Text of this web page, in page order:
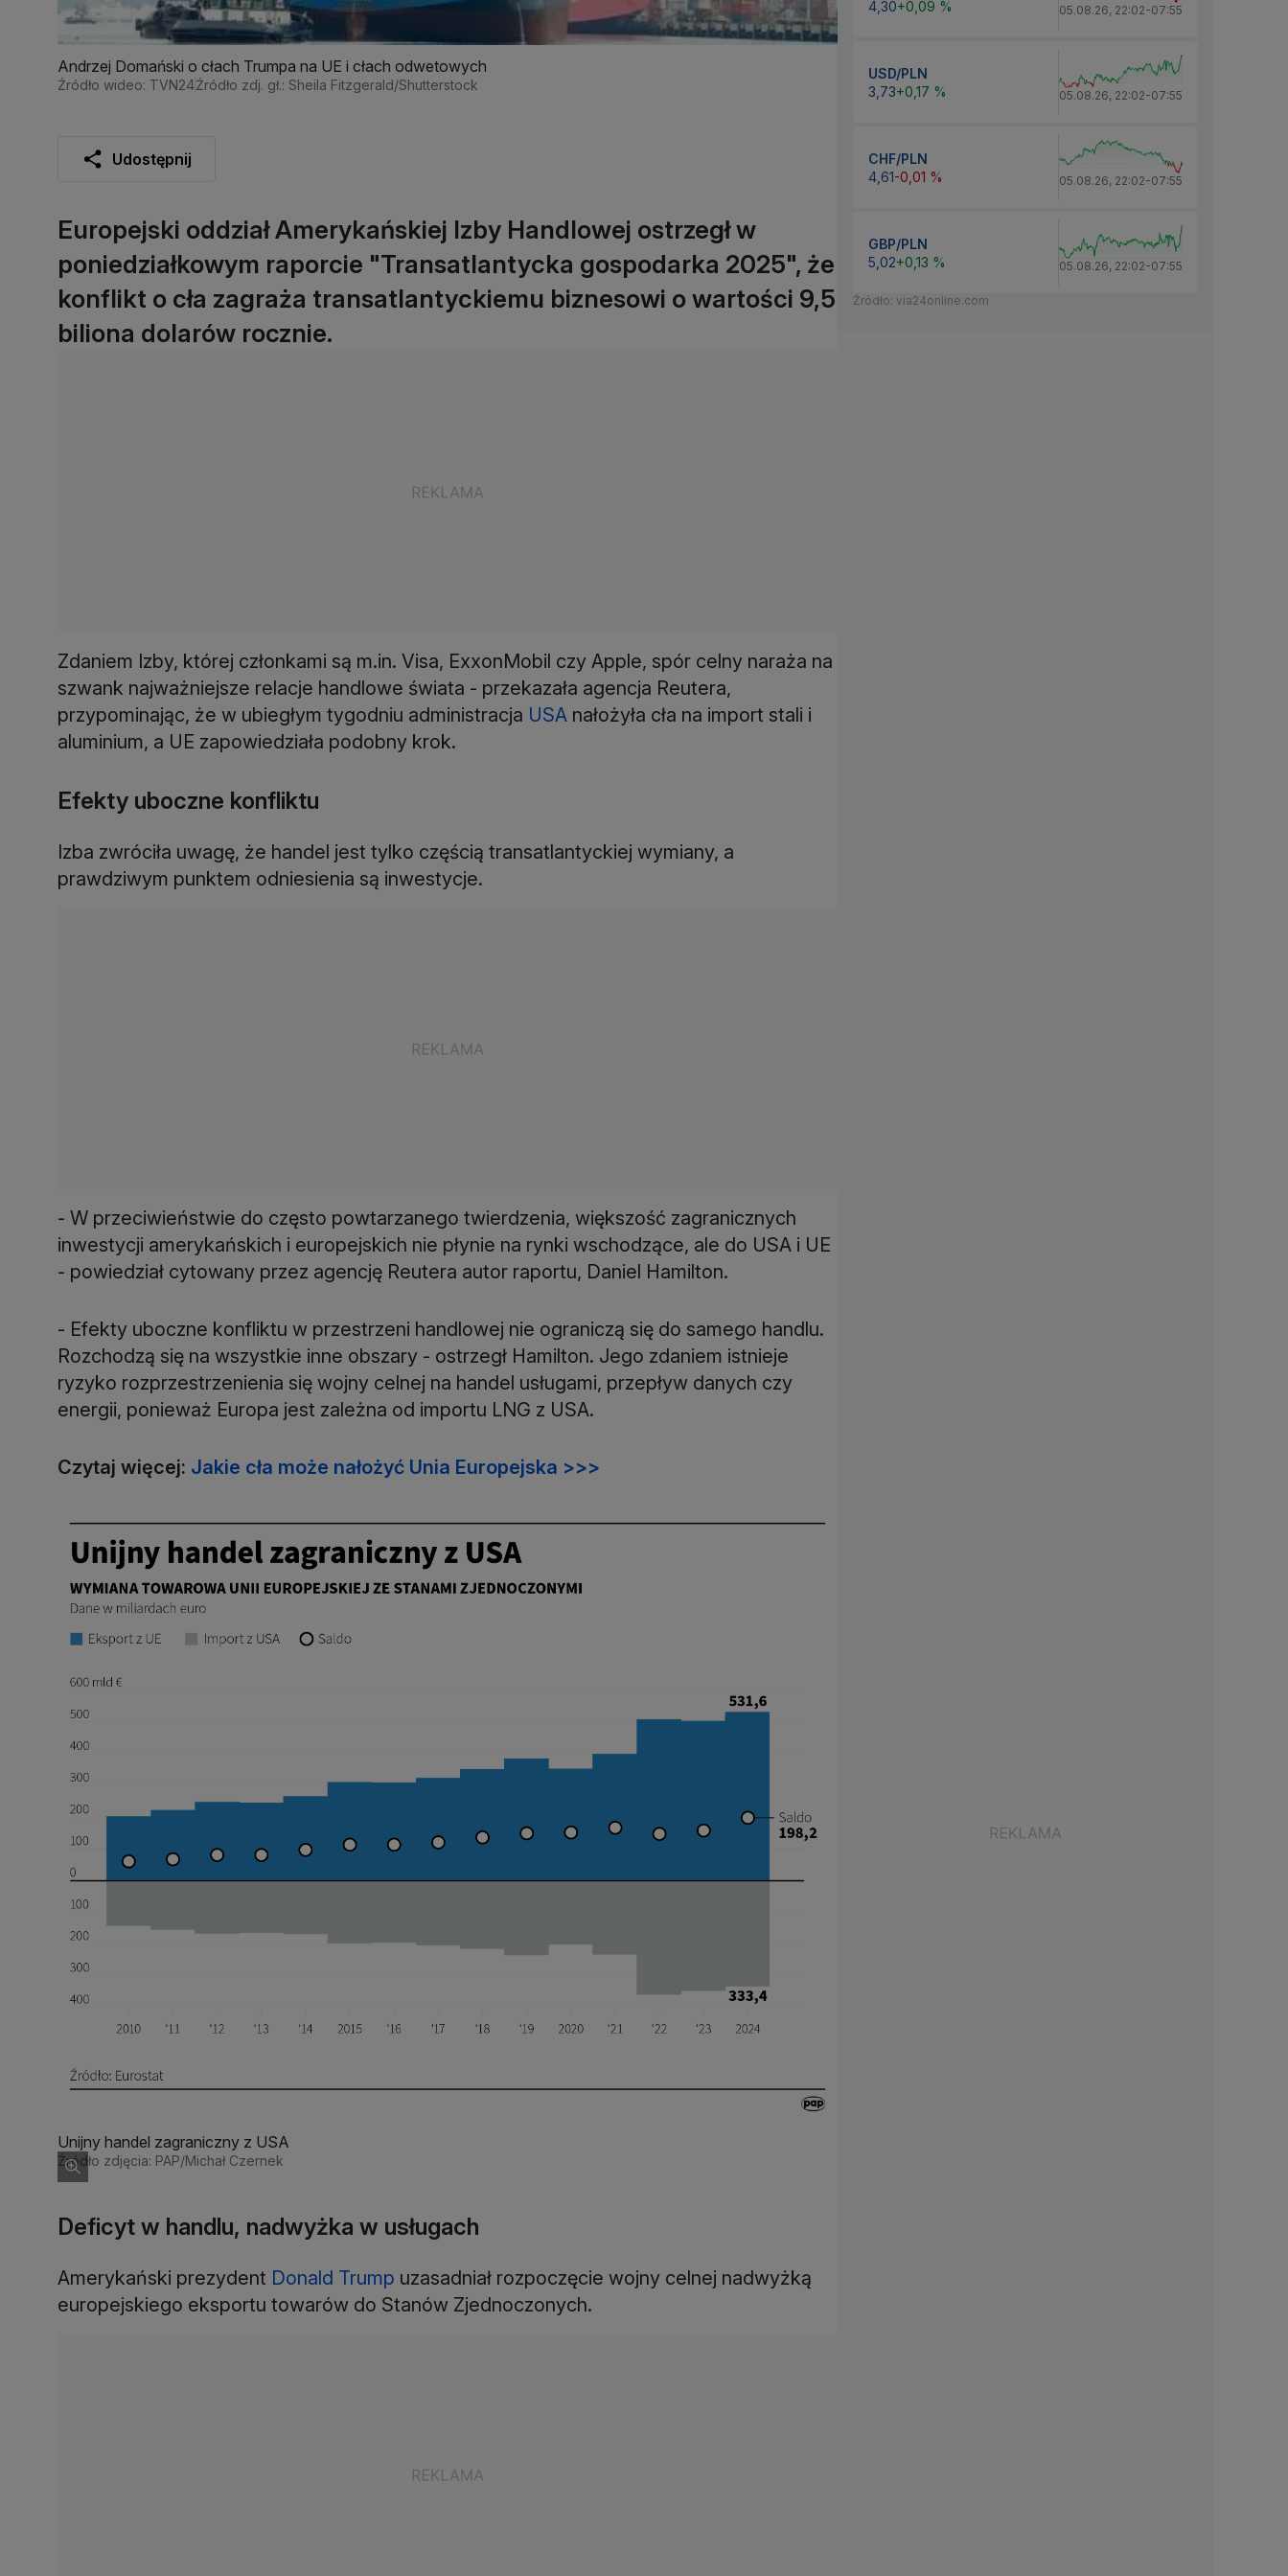
Andrzej Domański o cłach Trumpa na UE i cłach odwetowych
Źródło wideo: TVN24Źródło zdj. gł.: Sheila Fitzgerald/Shutterstock
Udostępnij
Europejski oddział Amerykańskiej Izby Handlowej ostrzegł w
poniedziałkowym raporcie "Transatlantycka gospodarka 2025", że
konflikt o cła zagraża transatlantyckiemu biznesowi o wartości 9,5
biliona dolarów rocznie.
Zdaniem Izby, której członkami są m.in. Visa, ExxonMobil czy Apple, spór celny naraża na
szwank najważniejsze relacje handlowe świata - przekazała agencja Reutera,
przypominając, że w ubiegłym tygodniu administracja USA nałożyła cła na import stali i
aluminium, a UE zapowiedziała podobny krok.
Efekty uboczne konfliktu
Izba zwróciła uwagę, że handel jest tylko częścią transatlantyckiej wymiany, a
prawdziwym punktem odniesienia są inwestycje.
- W przeciwieństwie do często powtarzanego twierdzenia, większość zagranicznych
inwestycji amerykańskich i europejskich nie płynie na rynki wschodzące, ale do USA i UE
- powiedział cytowany przez agencję Reutera autor raportu, Daniel Hamilton.
- Efekty uboczne konfliktu w przestrzeni handlowej nie ograniczą się do samego handlu.
Rozchodzą się na wszystkie inne obszary - ostrzegł Hamilton. Jego zdaniem istnieje
ryzyko rozprzestrzenienia się wojny celnej na handel usługami, przepływ danych czy
energii, ponieważ Europa jest zależna od importu LNG z USA.
Czytaj więcej: Jakie cła może nałożyć Unia Europejska >>>
Unijny handel zagraniczny z USA
Źródło zdjęcia: PAP/Michał Czernek
Deficyt w handlu, nadwyżka w usługach
Amerykański prezydent Donald Trump uzasadniał rozpoczęcie wojny celnej nadwyżką
europejskiego eksportu towarów do Stanów Zjednoczonych.
4,30+0,09 % 05.08.26, 22:02-07:55
USD/PLN
3,73+0,17 % 05.08.26, 22:02-07:55
CHF/PLN
4,61-0,01 % 05.08.26, 22:02-07:55
GBP/PLN
5,02+0,13 % 05.08.26, 22:02-07:55
Źródło: via24online.com